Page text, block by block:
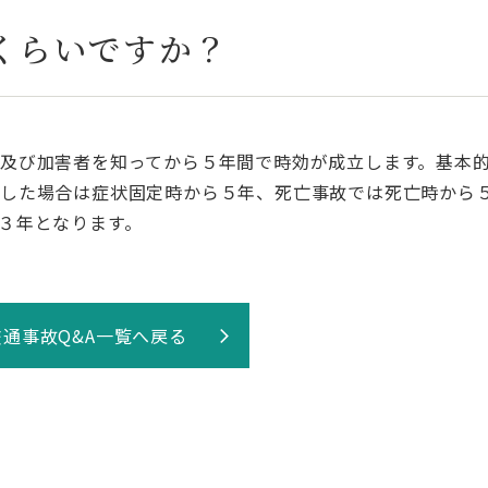
いですか？
び加害者を知ってから５年間で時効が成立します。基本
た場合は症状固定時から５年、死亡事故では死亡時から
となります。
事故Q&A一覧へ戻る